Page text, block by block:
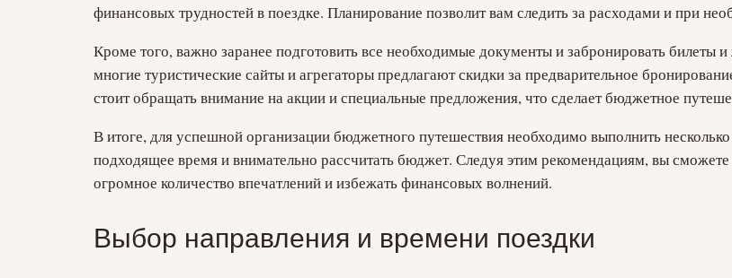
финансовых трудностей в поездке. Планирование позволит вам следить за расходами и при
Кроме того, важно заранее подготовить все необходимые документы и забронировать билеты
многие туристические сайты и агрегаторы предлагают скидки за предварительное
стоит обращать внимание на акции и специальные предложения, что сделает бюджетное
В итоге, для успешной организации бюджетного путешествия необходимо выполнить
подходящее время и внимательно рассчитать бюджет. Следуя этим рекомендациям, вы
огромное количество впечатлений и избежать финансовых волнений.
Выбор направления и времени поездки